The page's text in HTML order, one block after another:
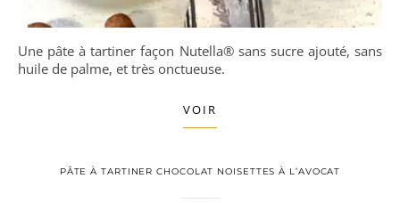
Une pâte à tartiner façon Nutella® sans sucre ajouté, sans
huile de palme, et très onctueuse.
VOIR
PÂTE À TARTINER CHOCOLAT NOISETTES À L’AVOCAT